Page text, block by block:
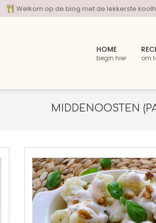
Welkom op de blog met de lekkerste
HOME
begin hier om
MIDDENOOSTEN